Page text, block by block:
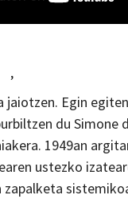
,
jaiotzen. Egin
du Simone
1949an
ustezko